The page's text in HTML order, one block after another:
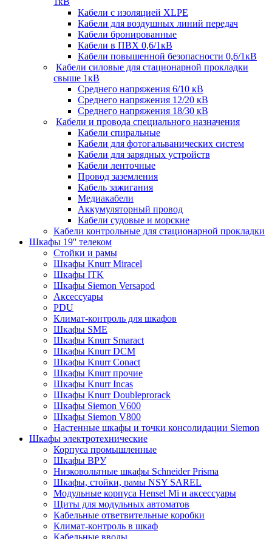
Кабели c изоляцией XLPE
Кабели для воздушных линий передач
Кабели бронированные
Кабели в ПВХ 0,6/1кВ
Кабели повышенной безопасности 0,6/1кВ
Кабели силовые для стационарной прокладки
свыше 1кВ
Среднего напряжения 6/10 кВ
Среднего напряжения 12/20 кВ
Среднего напряжения 18/30 кВ
Кабели и провода специального назначения
Кабели спиральные
Кабели для фотогальванических систем
Кабели для зарядных устройств
Кабели ленточные
Провод заземления
Кабель зажигания
Медиакабели
Аккумуляторный провод
Кабели судовые и морские
Кабели контрольные для стационарной прокладки
Шкафы 19'' телеком
Стойки и рамы
Шкафы Knurr Miracel
Шкафы ITK
Шкафы Siemon Versapod
Аксессуары
PDU
Климат-контроль для шкафов
Шкафы SME
Шкафы Knurr Smaract
Шкафы Knurr DCM
Шкафы Knurr Conact
Шкафы Knurr прочие
Шкафы Knurr Incas
Шкафы Knurr Doubleprorack
Шкафы Siemon V600
Шкафы Siemon V800
Настенные шкафы и точки консолидации Siemon
Шкафы электротехнические
Корпуса промышленные
Шкафы ВРУ
Низковольтные шкафы Schneider Prisma
Шкафы, стойки, рамы NSY SAREL
Модульные корпуса Hensel Mi и аксессуары
Щиты для модульных автоматов
Кабельные ответвительные коробки
Климат-контроль в шкаф
Кабельные вводы